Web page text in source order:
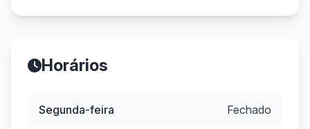
Horários
Segunda-feira Fechado